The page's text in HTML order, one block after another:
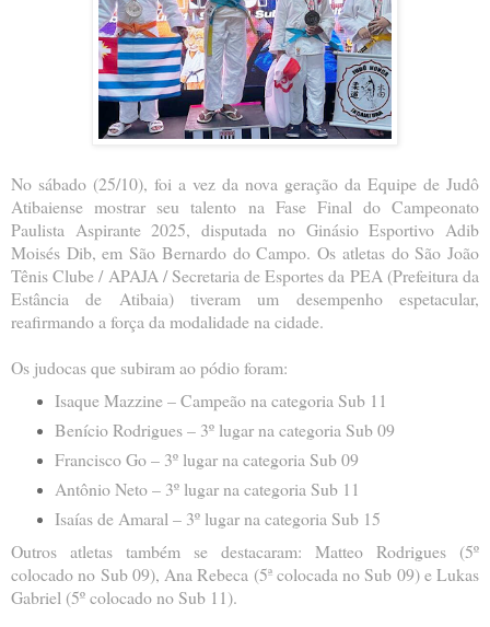
No sábado (25/10), foi a vez da nova geração da Equipe de Judô
Atibaiense mostrar seu talento na Fase Final do Campeonato
Paulista Aspirante 2025, disputada no Ginásio Esportivo Adib
Moisés Dib, em São Bernardo do Campo. Os atletas do São João
Tênis Clube / APAJA / Secretaria de Esportes da PEA (Prefeitura da
Estância de Atibaia) tiveram um desempenho espetacular,
reafirmando a força da modalidade na cidade.
Os judocas que subiram ao pódio foram:
Isaque Mazzine – Campeão na categoria Sub 11
Benício Rodrigues – 3º lugar na categoria Sub 09
Francisco Go – 3º lugar na categoria Sub 09
Antônio Neto – 3º lugar na categoria Sub 11
Isaías de Amaral – 3º lugar na categoria Sub 15
Outros atletas também se destacaram: Matteo Rodrigues (5º
colocado no Sub 09), Ana Rebeca (5ª colocada no Sub 09) e Lukas
Gabriel (5º colocado no Sub 11).